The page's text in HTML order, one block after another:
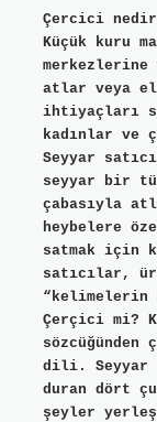
Çercici
Küçük kuru
atlar veya
ihtiyaçları
kadınlar ve
Seyyar
seyyar bir
çabasıyla
heybelere
satmak için
satıcılar,
“kelimelerin
Çerçici mi?
dili. Seyyar
duran dört
şeyler